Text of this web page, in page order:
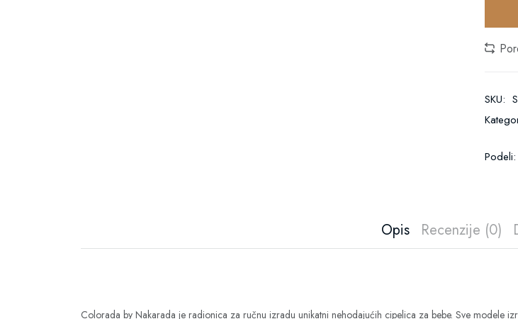
SKU:
Podeli:
Opis Recenzije (0)
Colorada by Nakarada je radionica za ručnu izradu unikatni nehodajućih cipelica za bebe. Sve